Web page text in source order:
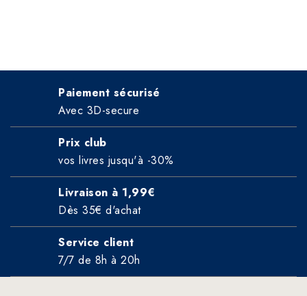
Paiement sécurisé
Avec 3D-secure
Prix club
vos livres jusqu'à -30%
Livraison à 1,99€
Dès 35€ d'achat
Service client
7/7 de 8h à 20h